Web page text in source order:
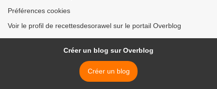
Préférences cookies
Voir le profil de recettesdesorawel sur le portail Overblog
Créer un blog sur Overblog
Créer un blog